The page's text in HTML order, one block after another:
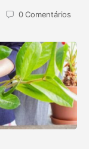
0Comentários